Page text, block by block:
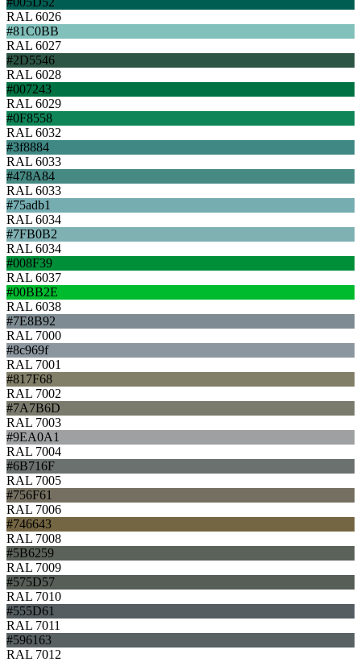
RAL 6026
#81C0BB
RAL 6027
#2D5546
RAL 6028
#007243
RAL 6029
#0F8558
RAL 6032
#3f8884
RAL 6033
#478A84
RAL 6033
#75adb1
RAL 6034
#7FB0B2
RAL 6034
#008F39
RAL 6037
#00BB2E
RAL 6038
#7E8B92
RAL 7000
#8c969f
RAL 7001
#817F68
RAL 7002
#7A7B6D
RAL 7003
#9EA0A1
RAL 7004
#6B716F
RAL 7005
#756F61
RAL 7006
#746643
RAL 7008
#5B6259
RAL 7009
#575D57
RAL 7010
#555D61
RAL 7011
#596163
RAL 7012